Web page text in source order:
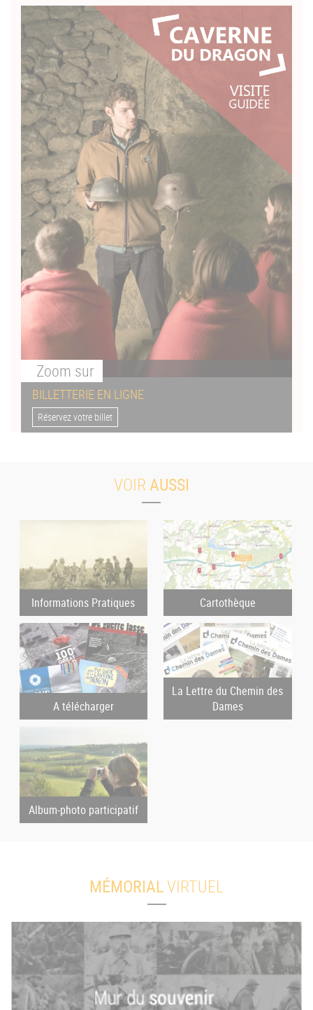
Zoom sur
BILLETTERIE EN LIGNE
Réservez votre billet
VOIRAUSSI
Informations Pratiques Cartothèque
A télécharger
La Lettre du Chemin des
Dames
Album-photo participatif
MÉMORIALVIRTUEL